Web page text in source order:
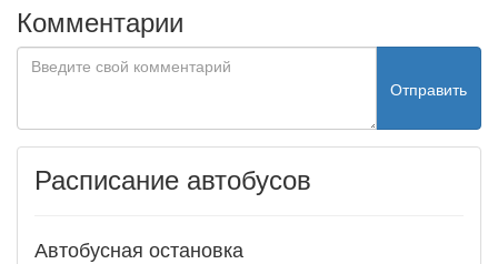
Комментарии
Отправить
Расписание автобусов
Автобусная остановка